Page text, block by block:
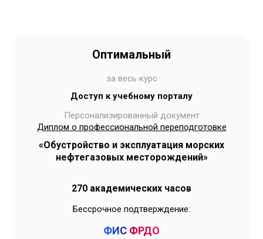
Оптимальный
за весь курс
Доступ к учебному порталу
Персонализированный документ
Диплом о профессиональной переподготовке
«Обустройство и эксплуатация морских
нефтегазовых месторождений»
270 академических часов
Бессрочное подтверждение:
ФИС ФРДО